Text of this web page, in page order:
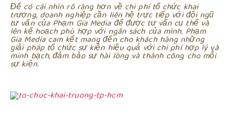
Để có cái nhìn rõ ràng hơn về chi phí tổ chức khai
trương, doanh nghiệp cần liên hệ trực tiếp với đội ngũ
tư vấn của Phạm Gia Media để được tư vấn cụ thể và
lên kế hoạch phù hợp với ngân sách của mình. Phạm
Gia Media cam kết mang đến cho khách hàng những
giải pháp tổ chức sự kiện hiệu quả với chi phí hợp lý và
minh bạch, đảm bảo sự hài lòng và thành công cho mỗi
sự kiện.